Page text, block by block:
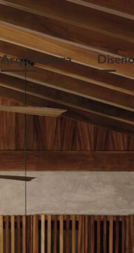
Arquitectura Diseño